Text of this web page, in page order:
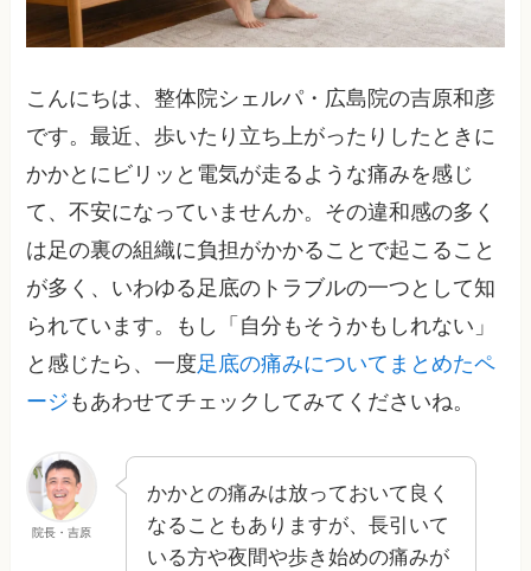
こんにちは、整体院シェルパ・広島院の吉原和彦
です。最近、歩いたり立ち上がったりしたときに
かかとにビリッと電気が走るような痛みを感じ
て、不安になっていませんか。その違和感の多く
は足の裏の組織に負担がかかることで起こること
が多く、いわゆる足底のトラブルの一つとして知
られています。もし「自分もそうかもしれない」
と感じたら、一度足底の痛みについてまとめたペ
ージ もあわせてチェックしてみてくださいね。
院長・吉原
かかとの痛みは放っておいて良く
なることもありますが、長引いて
いる方や夜間や歩き始めの痛みが